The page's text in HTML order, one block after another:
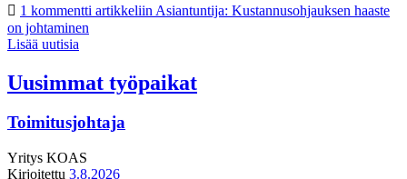
1 kommentti artikkeliin Asiantuntija: Kustannusohjauksen haaste
on johtaminen
Lisää uutisia
Uusimmat työpaikat
Toimitusjohtaja
Yritys KOAS
Kirjoitettu 3.8.2026